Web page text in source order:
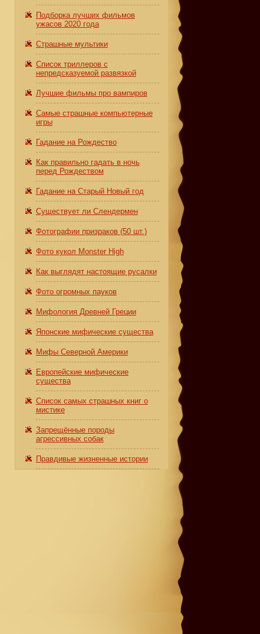
Подборка лучших фильмов
ужасов 2020 года
Страшные мультики
Список триллеров с
непредсказуемой развязкой
Лучшие фильмы про вампиров
Самые страшные компьютерные
игры
Гадание на Рождество
Как правильно гадать в ночь
перед Рождеством
Гадание на Старый Новый год
Существует ли Слендермен
Фотографии призраков (50 шт.)
Фото кукол Monster High
Как выглядят настоящие русалки
Фото огромных пауков
Мифология Древней Греции
Японские мифические существа
Мифы Северной Америки
Европейские мифические
существа
Список самых страшных книг о
мистике
Запрещённые породы
агрессивных собак
Правдивые жизненные истории